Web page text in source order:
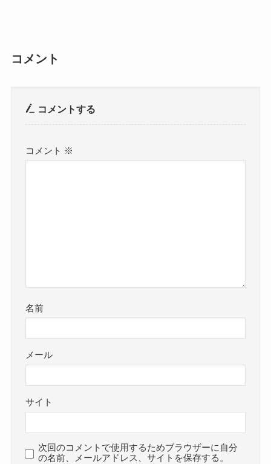
コメント
コメントする
コメント ※
名前
メール
サイト
次回のコメントで使用するためブラウザーに自分
の名前、メールアドレス、サイトを保存する。